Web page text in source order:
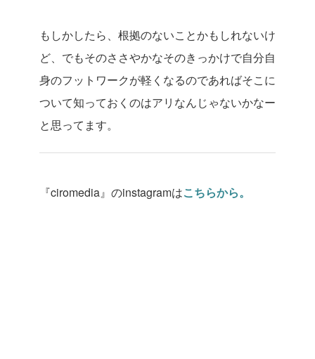
もしかしたら、根拠のないことかもしれないけ
ど、でもそのささやかなそのきっかけで自分自
身のフットワークが軽くなるのであればそこに
ついて知っておくのはアリなんじゃないかなー
と思ってます。
『ciromedia』のinstagramはこちらから。